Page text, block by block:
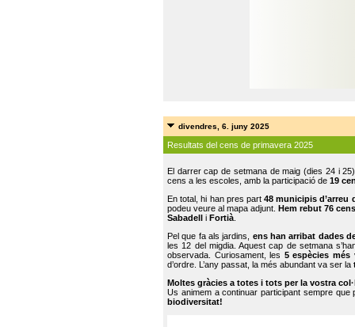
divendres, 6. juny 2025
Resultats del cens de primavera 2025
El darrer cap de setmana de maig (dies 24 i
cens a les escoles, amb la participació de 19
En total, hi han pres part48 municipis d’arreu
podeu veure al mapa adjunt. Hem rebut 76
Sabadell
i Fortià.
Pel que fa als jardins, ens han arribat dades
les 12 del migdia. Aquest cap de setmana
observada. Curiosament, les 5 espècies més
d’ordre. L’any passat, la més abundant va ser la
Moltes gràcies a totes i tots per la vostra
Us animem a continuar participant sempre que
biodiversitat!